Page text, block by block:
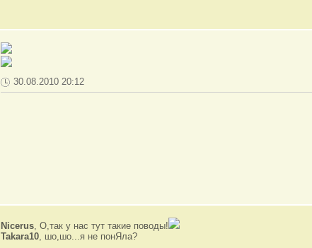
30.08.2010 20:12
Nicerus, О,так у нас тут такие поводы!
Takara10, шо,шо...я не понЯла?